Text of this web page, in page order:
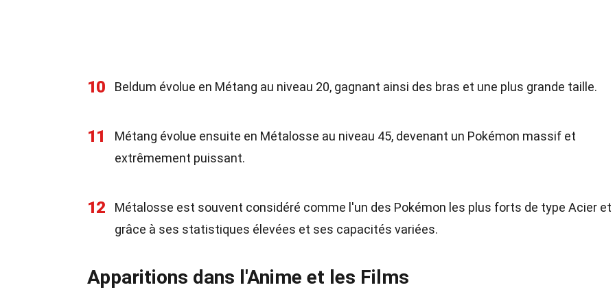
10 Beldum évolue en Métang au niveau 20, gagnant ainsi des bras et une plus grande taille.
11
Métang évolue ensuite en Métalosse au niveau 45, devenant un Pokémon massif et
extrêmement puissant.
12
Métalosse est souvent considéré comme l'un des Pokémon les plus forts de type Acier et
grâce à ses statistiques élevées et ses capacités variées.
Apparitions dans l'Anime et les Films